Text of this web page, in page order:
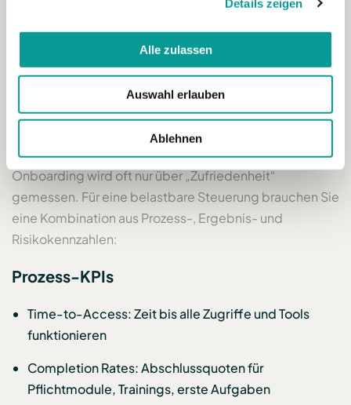
Details zeigen
Alle zulassen
Auswahl erlauben
Ablehnen
prüfen, weil neue Mitarbeitende sonst weniger
Gelegenheit haben, informell zu lernen und Netzwerke
aufzubauen. (Quelle: 7. HBR Hybrid Onboarding 2024)
6) Messbarkeit: KPIs für Onboarding
und frühe Bindung
Onboarding wird oft nur über „Zufriedenheit“
gemessen. Für eine belastbare Steuerung brauchen Sie
eine Kombination aus Prozess-, Ergebnis- und
Risikokennzahlen:
Prozess-KPIs
Time-to-Access: Zeit bis alle Zugriffe und Tools
funktionieren
Completion Rates: Abschlussquoten für
Pflichtmodule, Trainings, erste Aufgaben